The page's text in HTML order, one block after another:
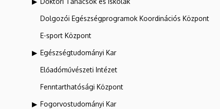
Dolgozói Egészségprogramok Koordinációs Központ
E-sport Központ
Egészségtudományi Kar
Előadóművészeti Intézet
Fenntarthatósági Központ
Fogorvostudományi Kar